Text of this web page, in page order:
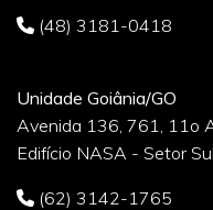
(48) 3181-0418
Unidade Goiânia/GO
Avenida 136, 761, 11o
Edifício NASA - Setor
(62) 3142-1765